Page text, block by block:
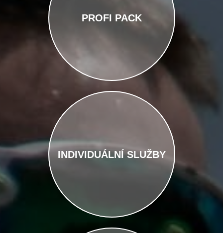
PROFI PACK
INDIVIDUÁLNÍ SLUŽBY